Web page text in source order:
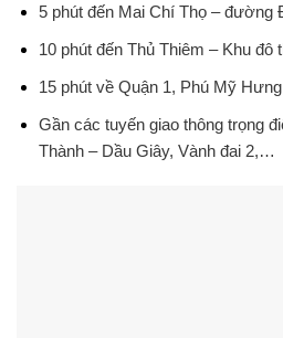
5 phút đến Mai Chí Thọ – đường
10 phút đến Thủ Thiêm – Khu đô
15 phút về Quận 1, Phú Mỹ
Gần các tuyến giao thông trọng
Thành – Dầu Giây, Vành đai 2,…